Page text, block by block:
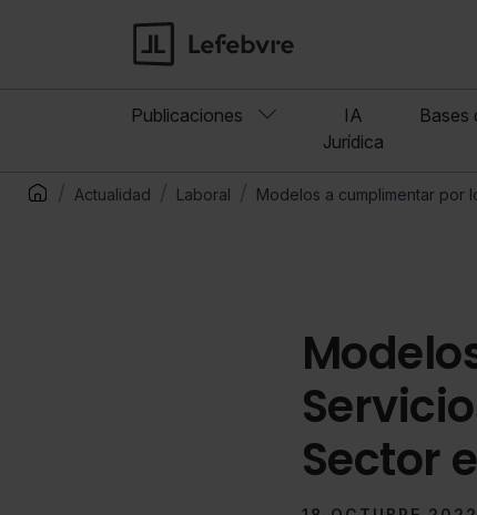
Publicaciones
IA
Jurídica
Bases
Actualidad Laboral Modelos a cumplimentar por
Sector